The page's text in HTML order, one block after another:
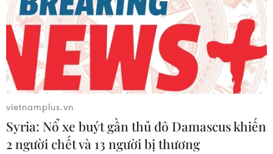
vietnamplus.vn
Syria: Nổ xe buýt gần thủ đô Damascus khiến
2 người chết và 13 người bị thương